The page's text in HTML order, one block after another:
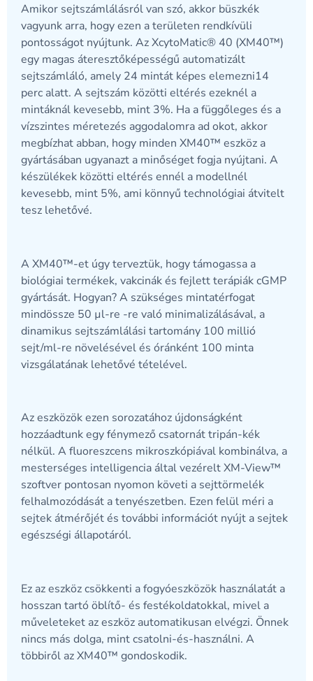
Amikor sejtszámlálásról van szó, akkor büszkék
vagyunk arra, hogy ezen a területen rendkívüli
pontosságot nyújtunk. Az XcytoMatic® 40 (XM40™)
egy magas áteresztőképességű automatizált
sejtszámláló, amely 24 mintát képes elemezni14
perc alatt. A sejtszám közötti eltérés ezeknél a
mintáknál kevesebb, mint 3%. Ha a függőleges és a
vízszintes méretezés aggodalomra ad okot, akkor
megbízhat abban, hogy minden XM40™ eszköz a
gyártásában ugyanazt a minőséget fogja nyújtani. A
készülékek közötti eltérés ennél a modellnél
kevesebb, mint 5%, ami könnyű technológiai átvitelt
tesz lehetővé.
A XM40™-et úgy terveztük, hogy támogassa a
biológiai termékek, vakcinák és fejlett terápiák cGMP
gyártását. Hogyan? A szükséges mintatérfogat
mindössze 50 µl-re -re való minimalizálásával, a
dinamikus sejtszámlálási tartomány 100 millió
sejt/ml-re növelésével és óránként 100 minta
vizsgálatának lehetővé tételével.
Az eszközök ezen sorozatához újdonságként
hozzáadtunk egy fénymező csatornát tripán-kék
nélkül. A fluoreszcens mikroszkópiával kombinálva, a
mesterséges intelligencia által vezérelt XM-View™
szoftver pontosan nyomon követi a sejttörmelék
felhalmozódását a tenyészetben. Ezen felül méri a
sejtek átmérőjét és további információt nyújt a sejtek
egészségi állapotáról.
Ez az eszköz csökkenti a fogyóeszközök használatát a
hosszan tartó öblítő- és festékoldatokkal, mivel a
műveleteket az eszköz automatikusan elvégzi. Önnek
nincs más dolga, mint csatolni-és-használni. A
többiről az XM40™ gondoskodik.